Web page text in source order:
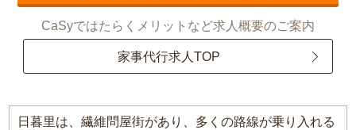
CaSyではたらくメリットなど求人概要のご案内
家事代行求人TOP
日暮里は、繊維問屋街があり、多くの路線が乗り入れる